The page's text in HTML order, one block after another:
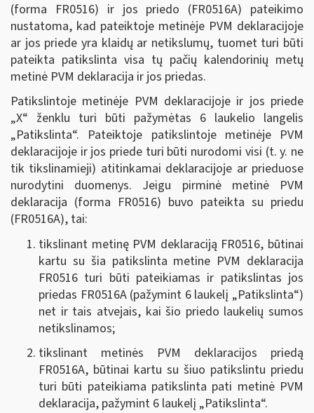
(forma FR0516) ir jos priedo (FR0516A) pateikimo
nustatoma, kad pateiktoje metinėje PVM deklaracijoje
ar jos priede yra klaidų ar netikslumų, tuomet turi būti
pateikta patikslinta visa tų pačių kalendorinių metų
metinė PVM deklaracija ir jos priedas.
Patikslintoje metinėje PVM deklaracijoje ir jos priede
„X“ ženklu turi būti pažymėtas 6 laukelio langelis
„Patikslinta“. Pateiktoje patikslintoje metinėje PVM
deklaracijoje ir jos priede turi būti nurodomi visi (t. y. ne
tik tikslinamieji) atitinkamai deklaracijoje ar prieduose
nurodytini duomenys. Jeigu pirminė metinė PVM
deklaracija (forma FR0516) buvo pateikta su priedu
(FR0516A), tai:
tikslinant metinę PVM deklaraciją FR0516, būtinai
kartu su šia patikslinta metine PVM deklaracija
FR0516 turi būti pateikiamas ir patikslintas jos
priedas FR0516A (pažymint 6 laukelį „Patikslinta“)
net ir tais atvejais, kai šio priedo laukelių sumos
netikslinamos;
tikslinant metinės PVM deklaracijos priedą
FR0516A, būtinai kartu su šiuo patikslintu priedu
turi būti pateikiama patikslinta pati metinė PVM
deklaracija, pažymint 6 laukelį „Patikslinta“.